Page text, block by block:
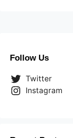
Follow Us
Twitter
Instagram